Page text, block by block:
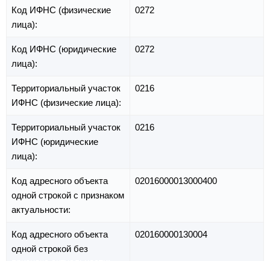
Код ИФНС (физические
лица):
0272
Код ИФНС (юридические
лица):
0272
Территориальный участок
ИФНС (физические лица):
0216
Территориальный участок
ИФНС (юридические
лица):
0216
Код адресного объекта
одной строкой с признаком
актуальности:
02016000013000400
Код адресного объекта
одной строкой без
020160000130004